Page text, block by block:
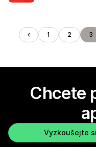
1 2 3
Chcete
Vyzkoušejte